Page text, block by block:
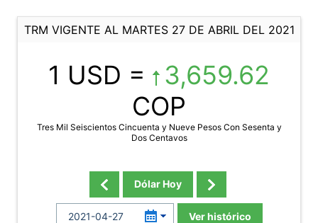
TRM VIGENTE AL MARTES 27 DE ABRIL DEL 2021
1 USD =
3,659.62
COP
Tres Mil Seiscientos Cincuenta y Nueve Pesos Con Sesenta y
Dos Centavos
Dólar Hoy
Ver histórico